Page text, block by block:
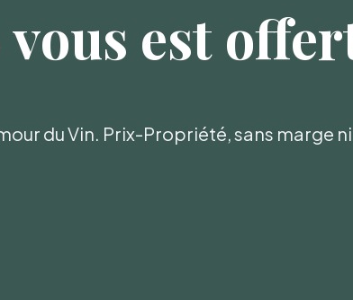
est
du Vin. Prix-Propriété, sans marge